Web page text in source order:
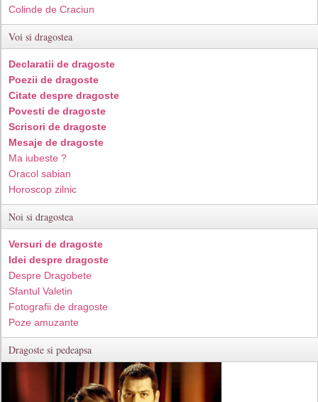
Colinde de Craciun
Voi si dragostea
Declaratii de dragoste
Poezii de dragoste
Citate despre dragoste
Povesti de dragoste
Scrisori de dragoste
Mesaje de dragoste
Ma iubeste ?
Oracol sabian
Horoscop zilnic
Noi si dragostea
Versuri de dragoste
Idei despre dragoste
Despre Dragobete
Sfantul Valetin
Fotografii de dragoste
Poze amuzante
Dragoste si pedeapsa